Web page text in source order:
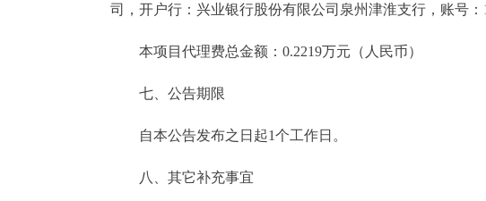
司，开户行：兴业银行股份有限公司泉州津淮支行，账号：
本项目代理费总金额：0.2219万元（人民币）
七、公告期限
自本公告发布之日起1个工作日。
八、其它补充事宜